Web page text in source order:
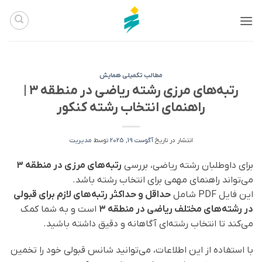
مطالب تکمیلی همایش
رتبه‌های مرزی رشته ریاضی در منطقه ۳ |
راهنمای انتخاب رشته کنکور
انتشار در تاریخآگوست 19, 2025 توسط مدیریت
برای داوطلبان رشته ریاضی، بررسی رتبه‌های مرزی در منطقه ۳
می‌تواند راهنمای مهمی برای انتخاب رشته باشد.
این فایل PDF شامل
حداقل و حداکثر رتبه‌های لازم برای قبولی
در رشته‌های مختلف ریاضی در منطقه ۳
است و به شما کمک
می‌کند تا انتخاب رشته‌ای آگاهانه و دقیق داشته باشید.
با استفاده از این اطلاعات، می‌توانید شانس قبولی خود را تخمین